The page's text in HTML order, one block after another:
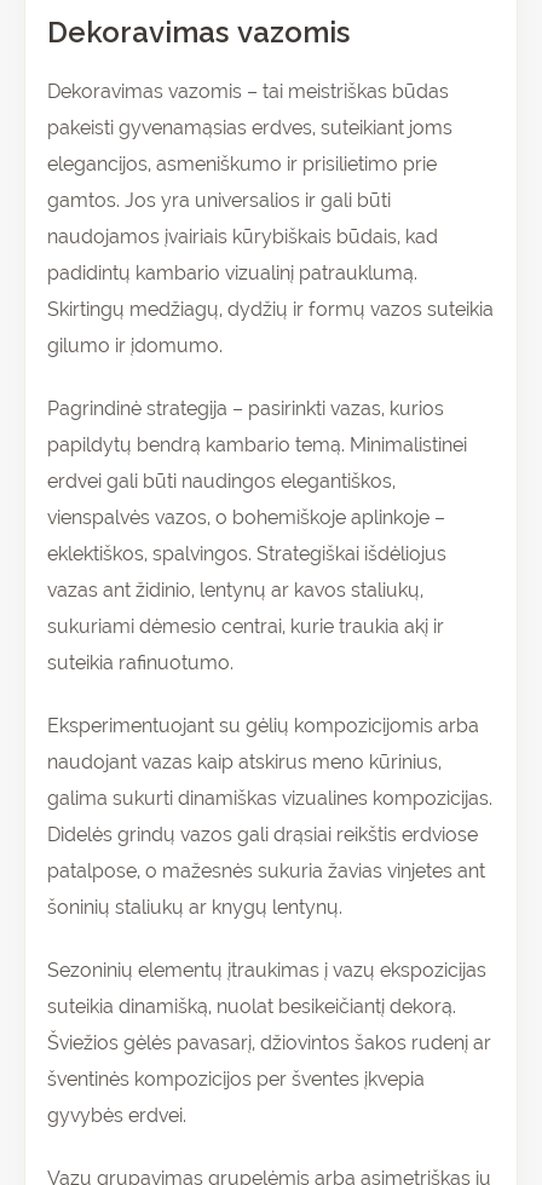
Dekoravimas vazomis
Dekoravimas vazomis – tai meistriškas būdas
pakeisti gyvenamąsias erdves, suteikiant joms
elegancijos, asmeniškumo ir prisilietimo prie
gamtos. Jos yra universalios ir gali būti
naudojamos įvairiais kūrybiškais būdais, kad
padidintų kambario vizualinį patrauklumą.
Skirtingų medžiagų, dydžių ir formų vazos suteikia
gilumo ir įdomumo.
Pagrindinė strategija – pasirinkti vazas, kurios
papildytų bendrą kambario temą. Minimalistinei
erdvei gali būti naudingos elegantiškos,
vienspalvės vazos, o bohemiškoje aplinkoje –
eklektiškos, spalvingos. Strategiškai išdėliojus
vazas ant židinio, lentynų ar kavos staliukų,
sukuriami dėmesio centrai, kurie traukia akį ir
suteikia rafinuotumo.
Eksperimentuojant su gėlių kompozicijomis arba
naudojant vazas kaip atskirus meno kūrinius,
galima sukurti dinamiškas vizualines kompozicijas.
Didelės grindų vazos gali drąsiai reikštis erdviose
patalpose, o mažesnės sukuria žavias vinjetes ant
šoninių staliukų ar knygų lentynų.
Sezoninių elementų įtraukimas į vazų ekspozicijas
suteikia dinamišką, nuolat besikeičiantį dekorą.
Šviežios gėlės pavasarį, džiovintos šakos rudenį ar
šventinės kompozicijos per šventes įkvepia
gyvybės erdvei.
Vazų grupavimas grupelėmis arba asimetriškas jų